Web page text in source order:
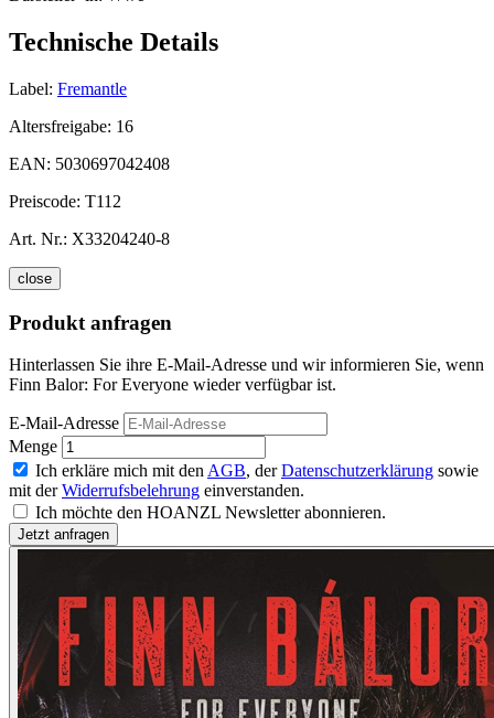
Technische Details
Label: Fremantle
Altersfreigabe: 16
EAN: 5030697042408
Preiscode: T112
Art. Nr.: X33204240-8
close
Produkt anfragen
Hinterlassen Sie ihre E-Mail-Adresse und wir informieren Sie, wenn
Finn Balor: For Everyone wieder verfügbar ist.
E-Mail-Adresse
Menge
Ich erkläre mich mit den AGB, derDatenschutzerklärung sowie
mit derWiderrufsbelehrung einverstanden.
Ich möchte den HOANZL Newsletter abonnieren.